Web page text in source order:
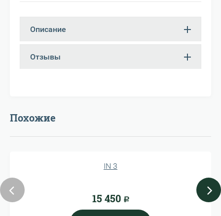
Описание
Отзывы
Похожие
IN 3
15 450 Р